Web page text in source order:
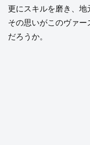
更にスキルを磨き、地
その思いがこのヴァ
だろうか。